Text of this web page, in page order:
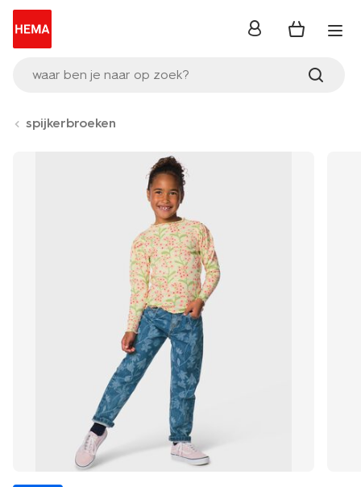
waar ben je naar op zoek?
inloggen
spijkerbroeken